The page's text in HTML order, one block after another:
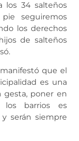
los 34 salteños
seguiremos
los derechos
de salteños
que el
es una
gesta, poner en
los barrios es
serán siempre